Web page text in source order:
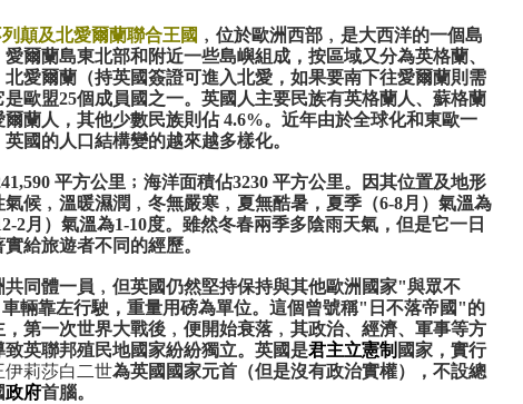
顛及北愛爾蘭聯合王國 ﹐位於歐洲西部﹐是大西洋的一個島
爾蘭島東北部和附近一些島嶼組成，按區域又分為英格蘭、
愛爾蘭（持英國簽證可進入北愛，如果要南下往愛爾蘭則需
是歐盟25個成員國之一。英國人主要民族有英格蘭人、蘇格蘭
爾蘭人，其他少數民族則佔 4.6%。近年由於全球化和東歐一
國的人口結構變的越來越多樣化。
平方公里﹔海洋面積佔3230 平方公里。因其位置及地形
氣候﹐溫暖濕潤﹐冬無嚴寒﹐夏無酷暑，夏季（6-8月）氣溫為
2月）氣溫為1-10度。雖然冬春兩季多陰雨天氣，但是它一日
給旅遊者不同的經歷。
共同體一員﹐但英國仍然堅持保持與其他歐洲國家"與眾不
輛靠左行駛，重量用磅為單位。這個曾號稱"日不落帝國"的
，第一次世界大戰後﹐便開始衰落﹐其政治、經濟、軍事等方
致英聯邦殖民地國家紛紛獨立。英國是君主立憲制 國家，實行
伊莉莎白二世為英國國家元首（但是沒有政治實權），不設總
政府首腦。